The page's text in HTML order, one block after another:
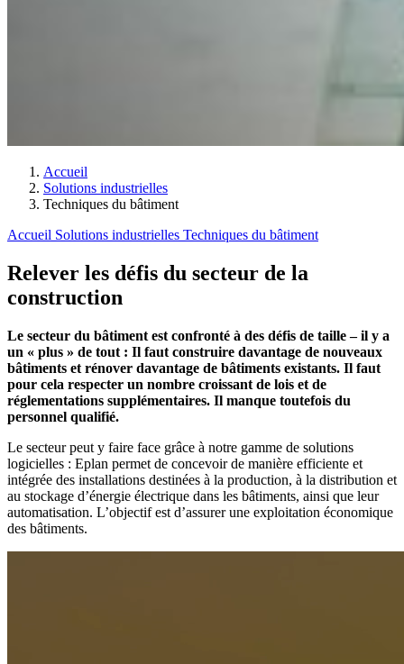
Accueil
Solutions industrielles
Techniques du bâtiment
Accueil Solutions industrielles Techniques du bâtiment
Relever les défis du secteur de la
construction
Le secteur du bâtiment est confronté à des défis de taille – il y a
un « plus » de tout : Il faut construire davantage de nouveaux
bâtiments et rénover davantage de bâtiments existants. Il faut
pour cela respecter un nombre croissant de lois et de
réglementations supplémentaires. Il manque toutefois du
personnel qualifié.
Le secteur peut y faire face grâce à notre gamme de solutions
logicielles : Eplan permet de concevoir de manière efficiente et
intégrée des installations destinées à la production, à la distribution et
au stockage d’énergie électrique dans les bâtiments, ainsi que leur
automatisation. L’objectif est d’assurer une exploitation économique
des bâtiments.